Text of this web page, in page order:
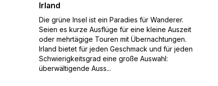
Irland
Die grüne Insel ist ein Paradies für Wanderer.
Seien es kurze Ausflüge für eine kleine Auszeit
oder mehrtägige Touren mit Übernachtungen.
Irland bietet für jeden Geschmack und für jeden
Schwierigkeitsgrad eine große Auswahl:
überwältigende Auss...